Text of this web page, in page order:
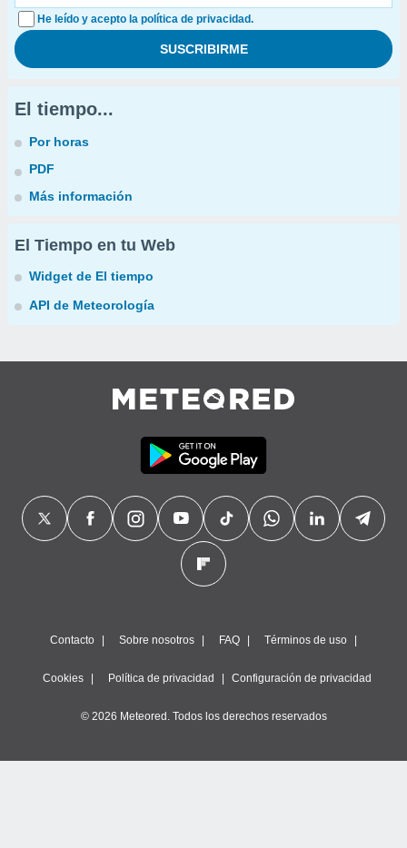
He leído y acepto la política de privacidad.
El tiempo...
Por horas
PDF
Más información
El Tiempo en tu Web
Widget de El tiempo
API de Meteorología
Contacto Sobre nosotros FAQ Términos de uso
Cookies Política de privacidad Configuración de privacidad
© 2026 Meteored. Todos los derechos reservados